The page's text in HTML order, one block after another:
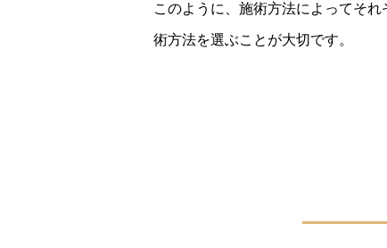
このように、施術方法によってそ
術方法を選ぶことが大切です。